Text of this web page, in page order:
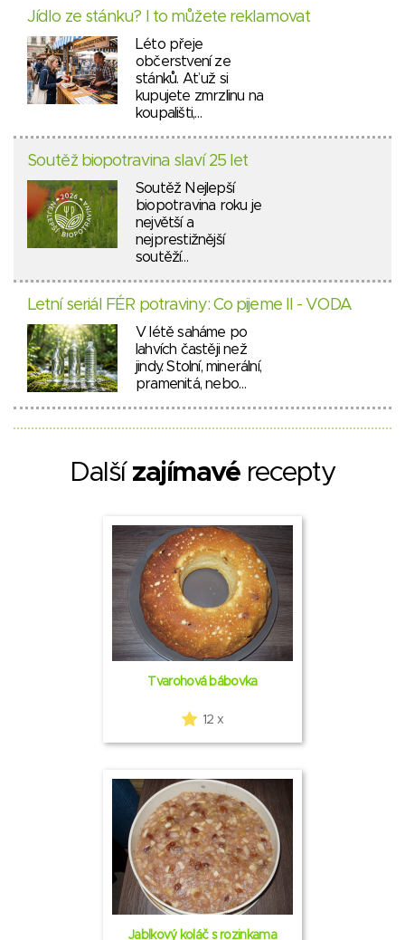
Jídlo ze stánku? I to můžete reklamovat
Léto přeje
občerstvení ze
stánků. Ať už si
kupujete zmrzlinu na
koupališti,…
Soutěž biopotravina slaví 25 let
Soutěž Nejlepší
biopotravina roku je
největší a
nejprestižnější
soutěží…
Letní seriál FÉR potraviny: Co pijeme II - VODA
V létě saháme po
lahvích častěji než
jindy. Stolní, minerální,
pramenitá, nebo…
Další zajímavérecepty
Tvarohová bábovka
12 x
Jablkový koláč s rozinkama